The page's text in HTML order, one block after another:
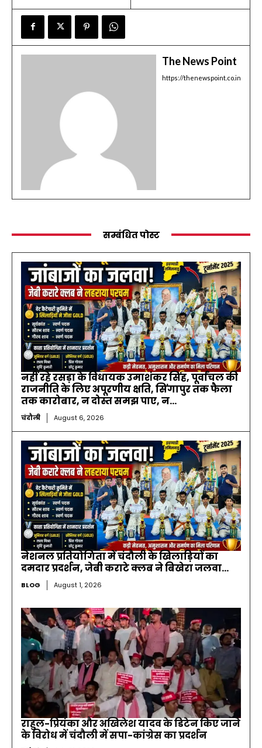
The News Point
https://thenewspoint.co.in
सम्बंधित पोस्ट
नहीं रहे रसड़ा के विधायक उमाशंकर सिंह, पूर्वांचल की
राजनीति के लिए अपूरणीय क्षति, सिंगापुर तक फैला
तक कारोबार, न दोस्त समझ पाए, न...
चंदौली August 6, 2026
नेशनल प्रतियोगिता में चंदौली के खिलाड़ियों का
दमदार प्रदर्शन, जेबी कराटे क्लब ने बिखेरा जलवा…
BLOG August 1, 2026
राहुल-प्रियंका और अखिलेश यादव के डिटेन किए जाने
के विरोध में चंदौली में सपा-कांग्रेस का प्रदर्शन